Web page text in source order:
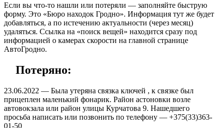
Если вы что-то нашли или потеряли — заполняйте быструю
форму. Это «Бюро находок Гродно». Информация тут же будет
добавляться, а по истечению актуальности (через месяц)
удаляться. Ссылка на «поиск вещей» находится сразу под
информацией о камерах скорости на главной странице
АвтоГродно.
Потеряно:
23.06.2022 — Была утеряна связка ключей , к связке был
прицеплен маленький фонарик. Район астоновки возле
автовокзала или район улицы Курчатова 9. Нашедшего
просьба написать или позвонить по телефону — +375(33)363-
01-50